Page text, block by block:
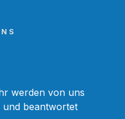
werden von uns
und beantwortet